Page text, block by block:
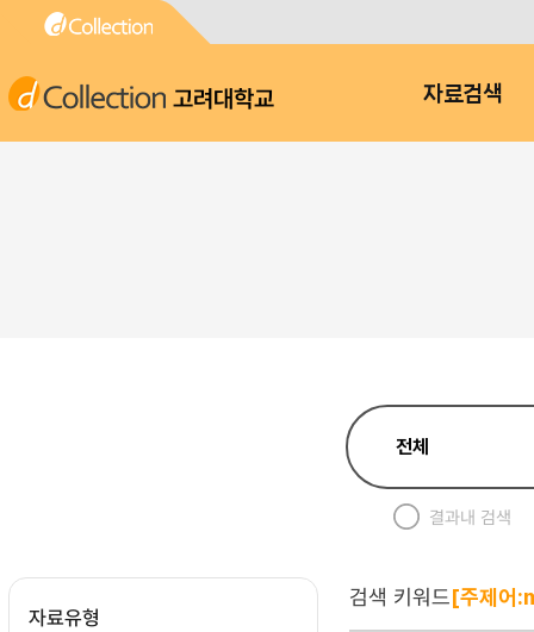
고려대학교 자료검색
결과내 검색
자료유형
검색 키워드[주제어